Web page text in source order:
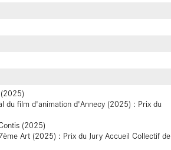
du film d'animation d'Annecy (2025) : Prix du
(2025)
Art (2025) : Prix du Jury Accueil Collectif de